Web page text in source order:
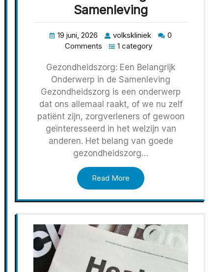
Samenleving
19 juni, 2026 volkskliniek
0
Comments
1 category
Gezondheidszorg: Een Belangrijk
Onderwerp in de Samenleving
Gezondheidszorg is een onderwerp
dat ons allemaal raakt, of we nu zelf
patiënt zijn, zorgverleners of gewoon
geïnteresseerd in het welzijn van
anderen. Het belang van goede
gezondheidszorg…
Read More